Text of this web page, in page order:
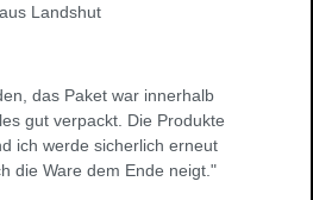
Landshut
das Paket war innerhalb
gut verpackt. Die Produkte
ich werde sicherlich erneut
die Ware dem Ende neigt."